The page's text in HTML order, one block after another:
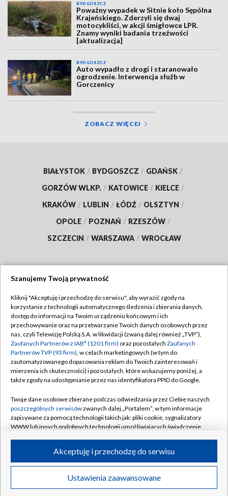
BYDGOSZCZ
Poważny wypadek w Sitnie koło Sępólna
Krajeńskiego. Zderzyli się dwaj
motocykliści, w akcji śmigłowce LPR.
Znamy wyniki badania trzeźwości
[aktualizacja]
BYDGOSZCZ
Auto wypadło z drogi i staranowało
ogrodzenie. Interwencja służb w
Gorczenicy
ZOBACZ WIĘCEJ
BIAŁYSTOK / BYDGOSZCZ / GDAŃSK /
GORZÓW WLKP. / KATOWICE / KIELCE /
KRAKÓW / LUBLIN / ŁÓDŹ / OLSZTYN /
OPOLE / POZNAŃ / RZESZÓW /
SZCZECIN / WARSZAWA / WROCŁAW
TVP
Abonament TVP
Emisja w TVP
Centrum informacji TVP
Naziemna Telewizja Cyfrowa
Rada Programowa
System NOS
Informacje o nadawcy
Program dla prasy
Ogłoszenie przetargowe
Regulamin TVP
Polityka prywatności
Moje zgody
Pomoc
Kontakt
Kanały
©2026 Telewizja Polska S.A. w likwidacji
Szanujemy Twoją prywatność
Kliknij "Akceptuję i przechodzę do serwisu", aby wyrazić zgody na
korzystanie z technologii automatycznego śledzenia i zbierania danych,
dostęp do informacji na Twoim urządzeniu końcowym i ich
przechowywanie oraz na przetwarzanie Twoich danych osobowych przez
nas, czyli Telewizję Polską S.A. w likwidacji (zwaną dalej również „TVP”),
Zaufanych Partnerów z IAB* (1201 firm) oraz pozostałych Zaufanych
Partnerów TVP (93 firm), w celach marketingowych (w tym do
zautomatyzowanego dopasowania reklam do Twoich zainteresowań i
mierzenia ich skuteczności) i pozostałych, które wskazujemy poniżej, a
także zgody na udostępnianie przez nas identyfikatora PPID do Google.
Twoje dane osobowe zbierane podczas odwiedzania przez Ciebie naszych
poszczególnych serwisówzwanych dalej „Portalem”, w tym informacje
zapisywane za pomocą technologii takich jak: pliki cookie, sygnalizatory
WWW lub innych podobnych technologii umożliwiających świadczenie
ruchu w Internecie.
Twoje dane osobowe zbierane podczas odwiedzania przez Ciebie
poszczególnych serwisówna Portalu, takie jak adresy IP, identyfikatory
Ustawienia zaawansowane
Akceptuję i przechodzę do serwisu